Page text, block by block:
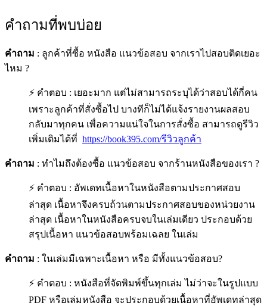
คำถามที่พบบ่อย
คำถาม : ลูกค้าที่ซื้อ หนังสือ แนวข้อสอบ จากเราไปสอบติดเยอะ
ไหม ?
⚡ คำตอบ : เยอะมาก แต่ไม่สามารถระบุได้ว่าสอบได้กี่คน
เพราะลูกค้าที่สั่งซื้อไป บางทีก็ไม่ได้แจ้งรายงานผลสอบ
กลับมาทุกคน เพื่อความแน่ใจในการสั่งซื้อ สามารถดูรีวิว
เพิ่มเติมได้ที่ https://book395.com/รีวิวลูกค้า
คำถาม : ทำไมถึงต้องซื้อ แนวข้อสอบ จากร้านหนังสือของเรา ?
⚡ คำตอบ : อัพเดทเนื้อหาในหนังสือตามประกาศสอบ
ล่าสุด เนื้อหาจึงครบถ้วนตามประกาศสอบของหน่วยงาน
ล่าสุด เนื้อหาในหนังสือครบจบในเล่มเดียว ประกอบด้วย
สรุปเนื้อหา แนวข้อสอบพร้อมเฉลย ในเล่ม
คำถาม : ในเล่มมีเฉพาะเนื้อหา หรือ มีทั้งแนวข้อสอบ?
⚡ คำตอบ : หนังสือที่จัดพิมพ์ขึ้นทุกเล่ม ไม่ว่าจะในรูปแบบ
PDF หรือเล่มหนังสือ จะประกอบด้วยเนื้อหาที่อัพเดทล่าสุด